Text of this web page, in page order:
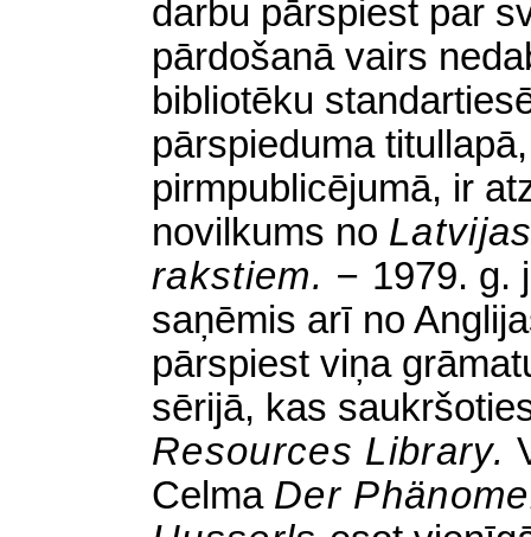
darbu pārspiest par
pārdošanā vairs
bibliotēku
pārspieduma
pirmpublicējumā, ir
novilkums no
rakstiem. − 1979. g.
saņēmis arī no
pārspiest viņa
sērijā, kas
Resources Library.
Celma Der